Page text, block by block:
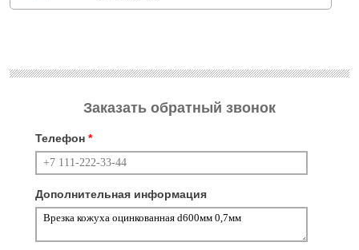
Заказать обратный звонок
Телефон *
Дополнительная информация